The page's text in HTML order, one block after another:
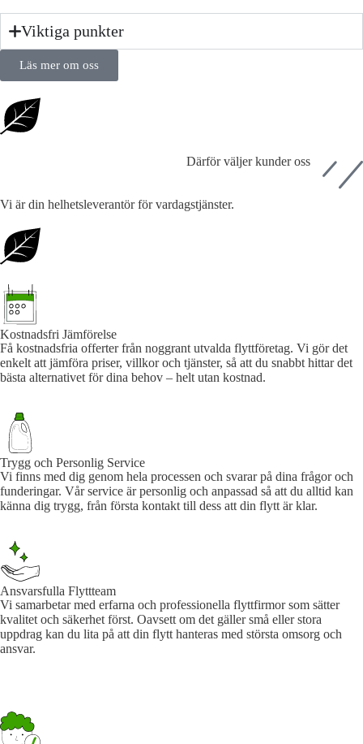
Viktiga punkter
Läs mer om oss
Därför väljer kunder oss
Vi är din helhetsleverantör för vardagstjänster.
Kostnadsfri Jämförelse
Få kostnadsfria offerter från noggrant utvalda flyttföretag. Vi gör det
enkelt att jämföra priser, villkor och tjänster, så att du snabbt hittar det
bästa alternativet för dina behov – helt utan kostnad.
Trygg och Personlig Service
Vi finns med dig genom hela processen och svarar på dina frågor och
funderingar. Vår service är personlig och anpassad så att du alltid kan
känna dig trygg, från första kontakt till dess att din flytt är klar.
Ansvarsfulla Flyttteam
Vi samarbetar med erfarna och professionella flyttfirmor som sätter
kvalitet och säkerhet först. Oavsett om det gäller små eller stora
uppdrag kan du lita på att din flytt hanteras med största omsorg och
ansvar.